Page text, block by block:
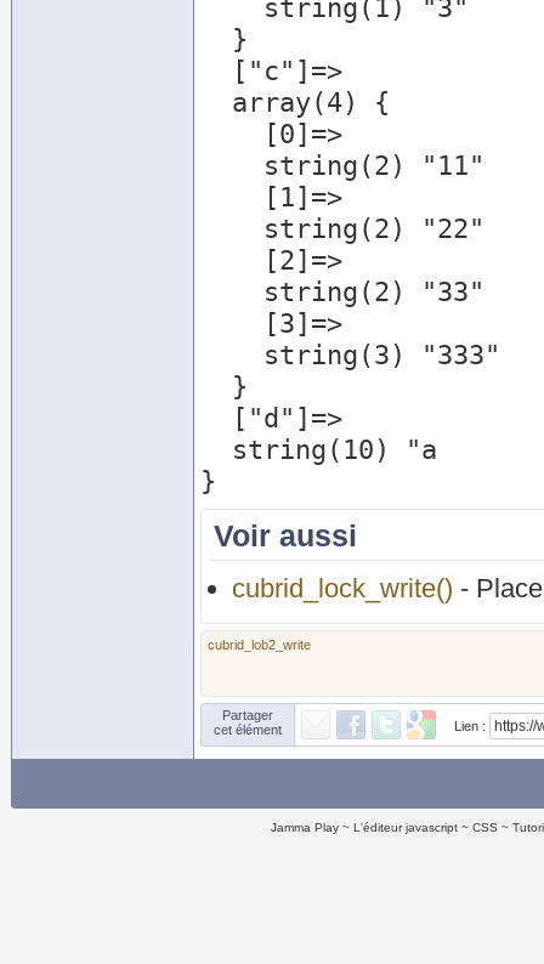
Voir aussi
cubrid_lock_write() -
cubrid_lob2_write
Partager
cet élément
Lien :
Jamma Play L'éditeur javascript CSS